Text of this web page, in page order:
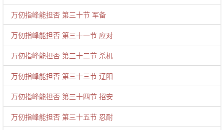
万仞指峰能担否 第三十节 军备
万仞指峰能担否 第三十一节 应对
万仞指峰能担否 第三十二节 杀机
万仞指峰能担否 第三十三节 辽阳
万仞指峰能担否 第三十四节 招安
万仞指峰能担否 第三十五节 忍耐